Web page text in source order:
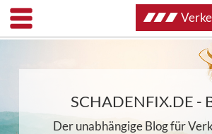
SCHADENFIX.DE -
Der unabhängige Blog für